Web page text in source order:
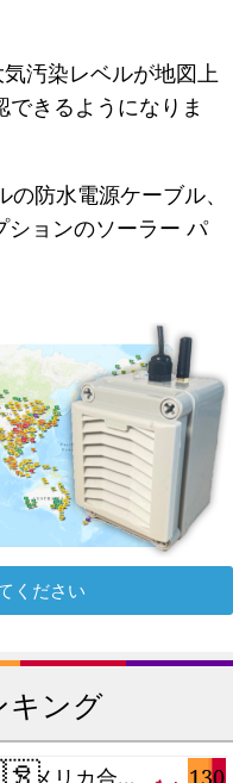
汚染レベルが地図上
きるようになりま
防水電源ケーブル、
ションのソーラー パ
ください
キング
130
アメリカ合衆国